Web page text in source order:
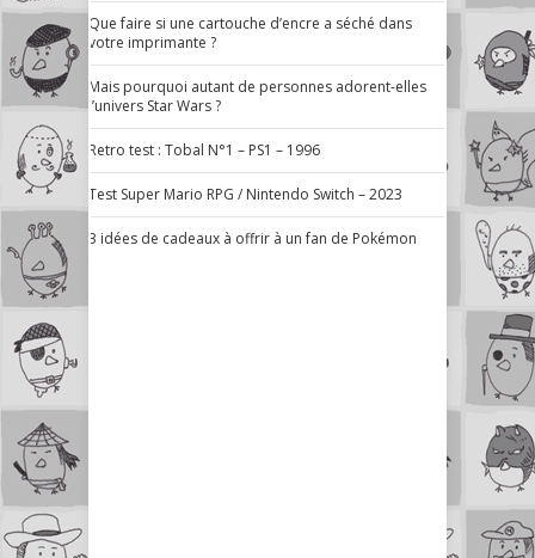
Que faire si une cartouche d’encre a séché dans
votre imprimante ?
Mais pourquoi autant de personnes adorent-elles
l’univers Star Wars ?
Retro test : Tobal N°1 – PS1 – 1996
Test Super Mario RPG / Nintendo Switch – 2023
3 idées de cadeaux à offrir à un fan de Pokémon